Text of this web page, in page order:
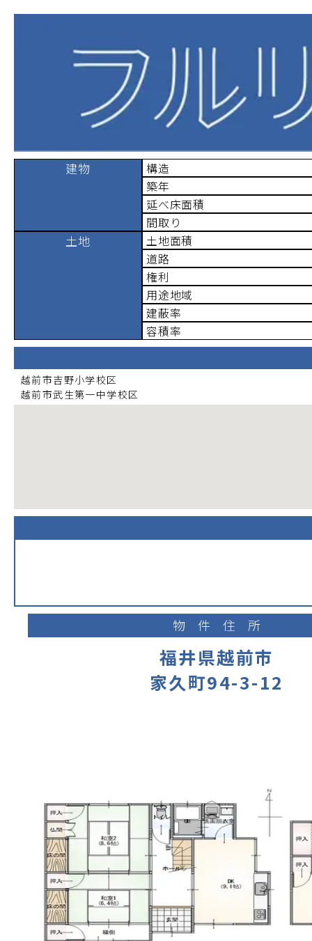
建物
構造
築年
延べ床面積
間取り
土地
土地面積
道路
権利
用途地域
建蔽率
容積率
越前市吉野小学校区
越前市武生第一中学校区
物件住所
福井県越前市
家久町94-3-12